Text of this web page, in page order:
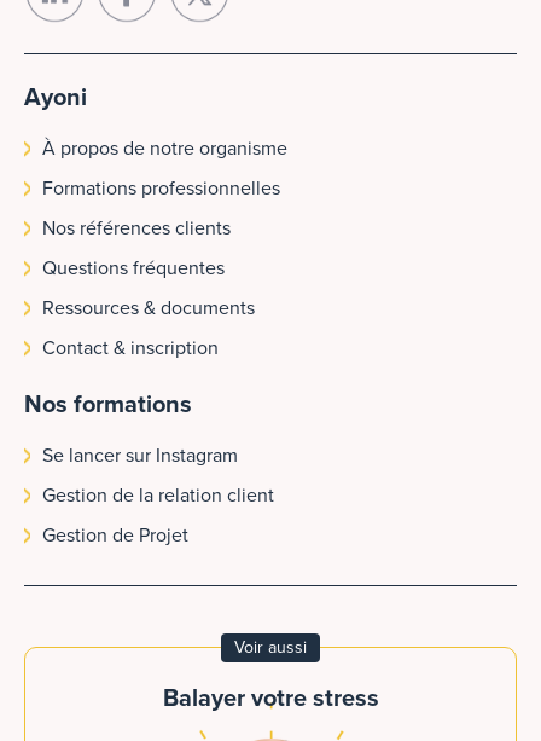
Ayoni
À propos de notre organisme
Formations professionnelles
Nos références clients
Questions fréquentes
Ressources & documents
Contact & inscription
Nos formations
Se lancer sur Instagram
Gestion de la relation client
Gestion de Projet
Voir aussi
Balayer votre stress